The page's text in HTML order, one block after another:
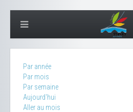
Par année
Par mois
Par semaine
Aujourd'hui
Aller au mois